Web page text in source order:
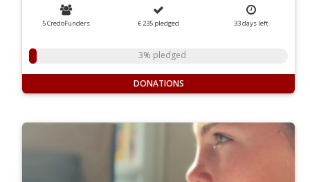
5 CredoFunders € 235 pledged 33daysleft
3% pledged
DONATIONS